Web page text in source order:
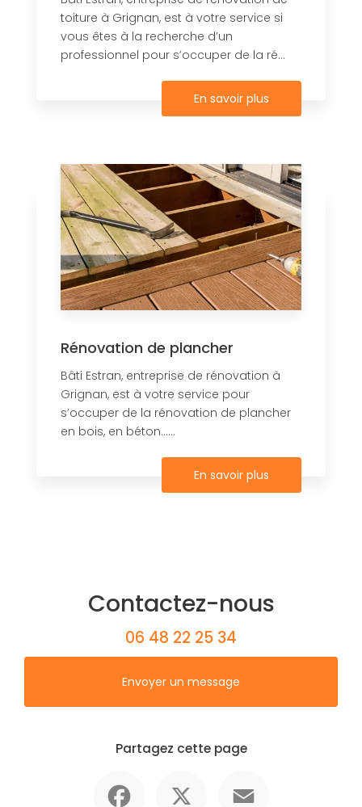
toiture à Grignan, est à votre service si
vous êtes à la recherche d’un
professionnel pour s’occuper de la ré...
En savoir plus
Rénovation de plancher
Bâti Estran, entreprise de rénovation à
Grignan, est à votre service pour
s’occuper de la rénovation de plancher
en bois, en béton......
En savoir plus
Contactez-nous
06 48 22 25 34
Envoyer un message
Partagez cette page